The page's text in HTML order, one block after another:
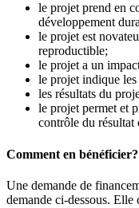
le projet prend en
développement
le projet est
reproductible;
le projet a un
le projet indique les
les résultats du
le projet permet et
contrôle du résultat
Comment en bénéficier?
Une demande de
demande ci-dessous.